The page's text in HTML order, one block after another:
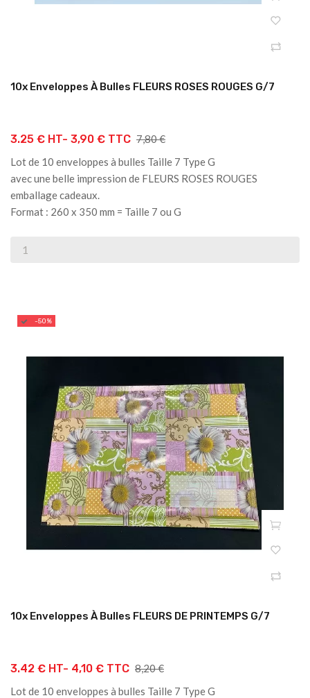
10x Enveloppes À Bulles FLEURS ROSES ROUGES G/7
3.25 € HT- 3,90 € TTC Prix
7,80 €
Lot de 10 enveloppes à bulles Taille 7 Type G
avec une belle impression de FLEURS ROSES ROUGES
emballage cadeaux.
Format : 260 x 350 mm = Taille 7 ou G
10x Enveloppes À Bulles FLEURS DE PRINTEMPS G/7
3.42 € HT- 4,10 € TTC Prix
8,20 €
Lot de 10 enveloppes à bulles Taille 7 Type G
-50%